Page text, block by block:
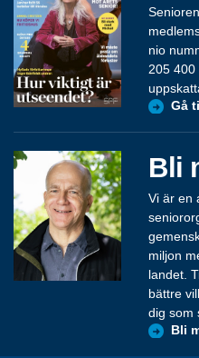
nio
205 400
Gå
Bli
Vi är en
miljon
landet.
bättre
dig som
Bli